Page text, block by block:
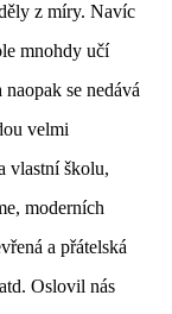
z míry. Navíc
mnohdy učí
se nedává
velmi
vlastní školu,
moderních
a přátelská
Oslovil nás